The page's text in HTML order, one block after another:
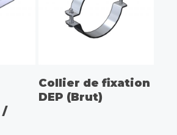
/
CHOIX DES OPTIONS
Collier de fixation
DEP (Brut)